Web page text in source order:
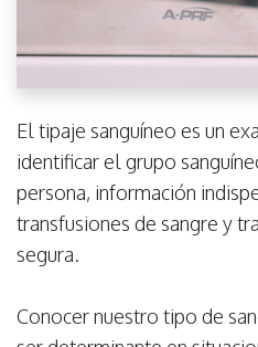
El tipaje sanguíneo es un
identificar el grupo
persona, información
transfusiones de sangre y
segura.
Conocer nuestro tipo de